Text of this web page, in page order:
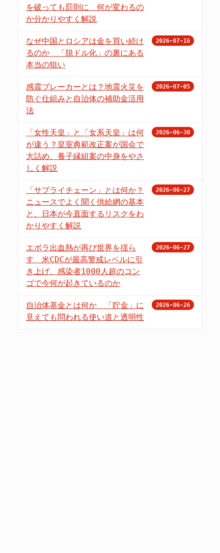
を破っても罰則に 何が変わるの
か分かりやすく解説
なぜ中国とロシアは金を買い続け
るのか 「脱ドル化」の裏にある
本当の狙い
2026-07-16
感震ブレーカーとは？地震火災を
防ぐ仕組みと自治体の補助金活用
法
2026-07-05
「女性天皇」と「女系天皇」は何
が違う？皇室典範改正案が国会で
大詰め、養子縁組案の中身をやさ
しく解説
2026-06-30
「サプライチェーン」とは何か？
ニュースでよく聞く供給網の基本
と、日本が今直面するリスクをわ
かりやすく解説
2026-06-27
エボラ出血熱が再び世界を揺ら
す 米CDCが最高警戒レベルに引
き上げ、感染者1000人超のコン
ゴで今何が起きているのか
2026-06-27
自治体基金とは何か 「貯金」に
見えても問われる使い道と透明性
2026-06-26